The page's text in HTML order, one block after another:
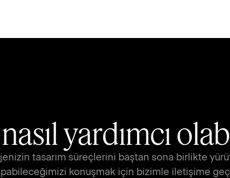
yardımcı
tasarım süreçlerini baştan sona birlikte
konuşmak için bizimle iletişime